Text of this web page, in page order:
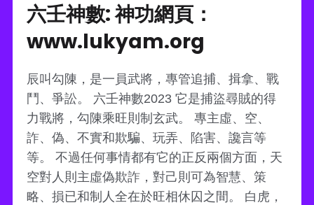
六壬神數: 神功網頁：
www.lukyam.org
辰叫勾陳，是一員武將，專管追捕、揖拿、戰
鬥、爭訟。 六壬神數2023 它是捕盜尋賊的得
力戰將，勾陳乘旺則制玄武。 專主虛、空、
詐、偽、不實和欺騙、玩弄、陷害、讒言等
等。 不過任何事情都有它的正反兩個方面，天
空對人則主虛偽欺詐，對己則可為智慧、策
略、損已和制人全在於旺相休囚之間。 白虎，